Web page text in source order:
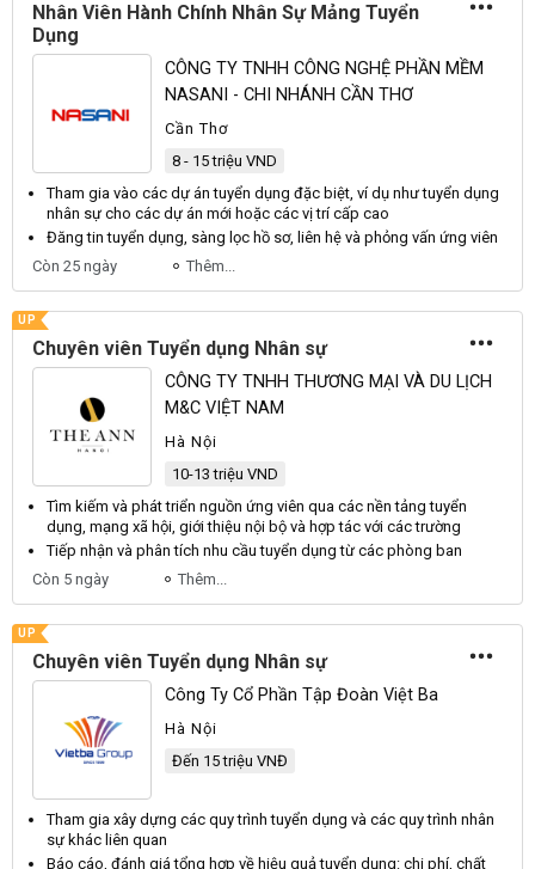
Nhân Viên Hành Chính Nhân Sự Mảng Tuyển
Dụng
CÔNG TY TNHH CÔNG NGHỆ PHẦN MỀM
NASANI - CHI NHÁNH CẦN THƠ
Cần Thơ
8 - 15 triệu VND
Tham gia vào các dự ántuyển dụng đặc biệt, ví dụ nhưtuyển dụng
nhân sự cho các dự án mới hoặc các vị trí cấp cao
Đăng tintuyển dụng, sàng lọc hồ sơ, liên hệ và phỏng vấn ứng viên
Còn 25 ngày
Thêm...
UP
Chuyên viên Tuyển dụng Nhân sự
CÔNG TY TNHH THƯƠNG MẠI VÀ DU LỊCH
M&C VIỆT NAM
Hà Nội
10-13 triệu VND
Tìm kiếm và phát triển nguồn ứng viên qua các nền tảngtuyển
dụng, mạng xã hội, giới thiệu nội bộ và hợp tác với các trường
Tiếp nhận và phân tích nhu cầutuyển dụng từ các phòng ban
Còn 5 ngày
Thêm...
UP
Chuyên viên Tuyển dụng Nhân sự
Công Ty Cổ Phần Tập Đoàn Việt Ba
Hà Nội
Đến 15 triệu VNĐ
Tham gia xây dựng các quy trìnhtuyển dụng và các quy trình nhân
sự khác liên quan
Báo cáo, đánh giá tổng hợp về hiệu quảtuyển dụng: chi phí, chất